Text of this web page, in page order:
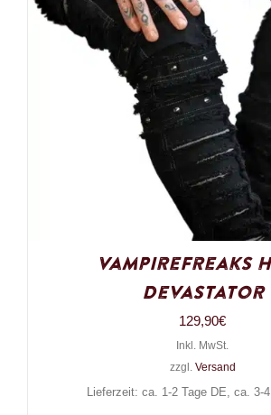
VampireFreaks
Devastator
129,90€
Inkl. MwSt.
zzgl. Versand
Lieferzeit: ca. 1-2 Tage DE, ca. 3-